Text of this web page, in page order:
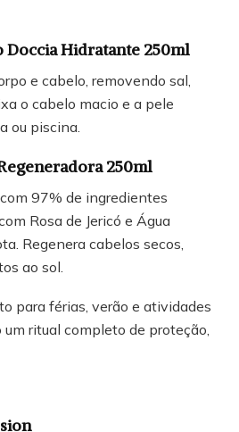
Doccia Hidratante 250ml
e cabelo, removendo sal,
o cabelo macio e a pele
ou piscina.
250ml
97% de ingredientes
Rosa de Jericó e Água
Regenera cabelos secos,
ao sol.
para férias, verão e atividades
ritual completo de proteção,